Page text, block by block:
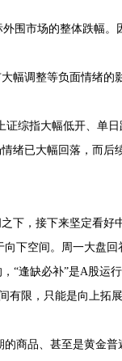
围市场的整体跌幅
幅调整等负面情绪的
综指大幅低开、单
绪已大幅回落，而后
下，接下来坚定看好
下空间。周一大盘
“逢缺必补”是A股运
有限，只能是向上拓
商品、甚至是黄金